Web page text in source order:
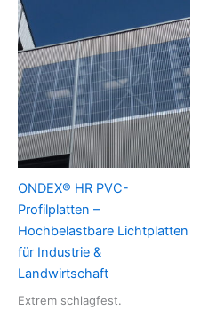
ONDEX® HR PVC-
Profilplatten –
Hochbelastbare Lichtplatten
für Industrie &
Landwirtschaft
Extrem schlagfest.